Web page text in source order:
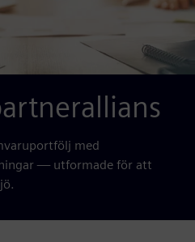
med
— utformade för att